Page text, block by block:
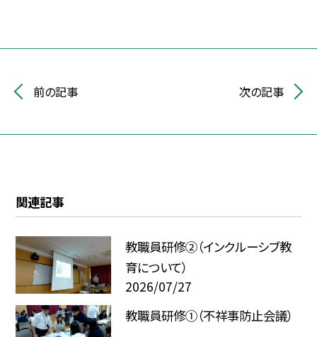
前の記事 次の記事
関連記事
教職員研修②（インクルーシブ教
育について）
2026/07/27
教職員研修①（不祥事防止会議）